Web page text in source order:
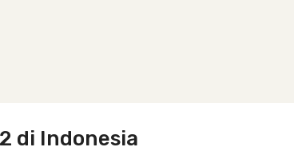
di Indonesia